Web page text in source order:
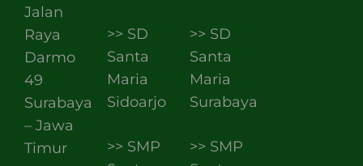
Jalan
Raya
Darmo
49
Surabaya
– Jawa
Timur
>> SD
Santa
Maria
Sidoarjo
>> SMP
>> SD
Santa
Maria
Surabaya
>> SMP